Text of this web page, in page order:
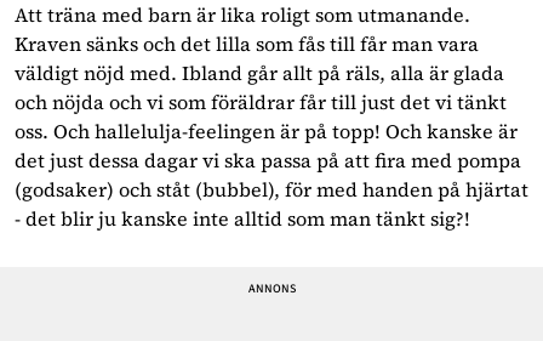
Att träna med barn är lika roligt som utmanande.
Kraven sänks och det lilla som fås till får man vara
väldigt nöjd med. Ibland går allt på räls, alla är glada
och nöjda och vi som föräldrar får till just det vi tänkt
oss. Och hallelulja-feelingen är på topp! Och kanske är
det just dessa dagar vi ska passa på att fira med pompa
(godsaker) och ståt (bubbel), för med handen på hjärtat
- det blir ju kanske inte alltid som man tänkt sig?!